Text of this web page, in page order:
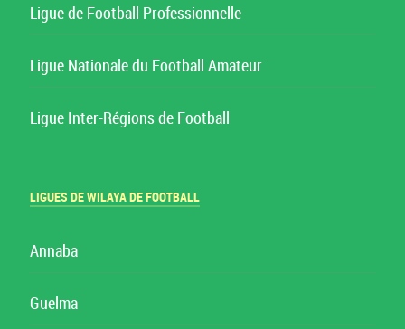
Ligue de Football Professionnelle
Ligue Nationale du Football Amateur
Ligue Inter-Régions de Football
LIGUES DE WILAYA DE FOOTBALL
Annaba
Guelma